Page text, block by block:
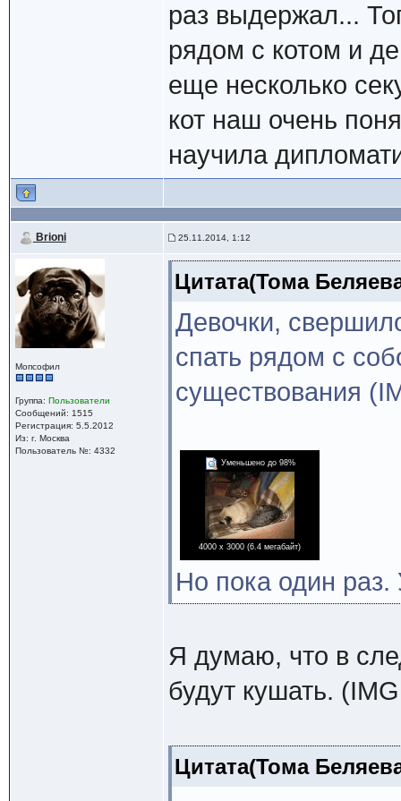
раз выдержал...
рядом с котом и
еще несколько
кот наш очень
научила
Brioni 25.11.2014, 1:12
Мопсофил
Группа: Пользователи
Сообщений: 1515
Регистрация: 5.5.2012
Из: г. Москва
Пользователь №: 4332
Цитата(Тома
Девочки,
спать рядом с
существования
Уменьшено до 98%
4000 x 3000 (6.4 мегабайт)
Но пока один
Я думаю, что в
будут кушать.
Цитата(Тома